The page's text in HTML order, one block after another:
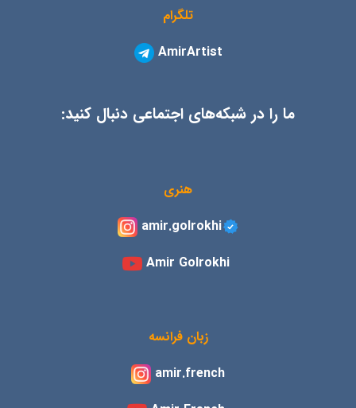
تلگرام
AmirArtist
ما را در شبکه‌های اجتماعی دنبال کنید:
هنری
amir.golrokhi
زبان فرانسه
amir.french